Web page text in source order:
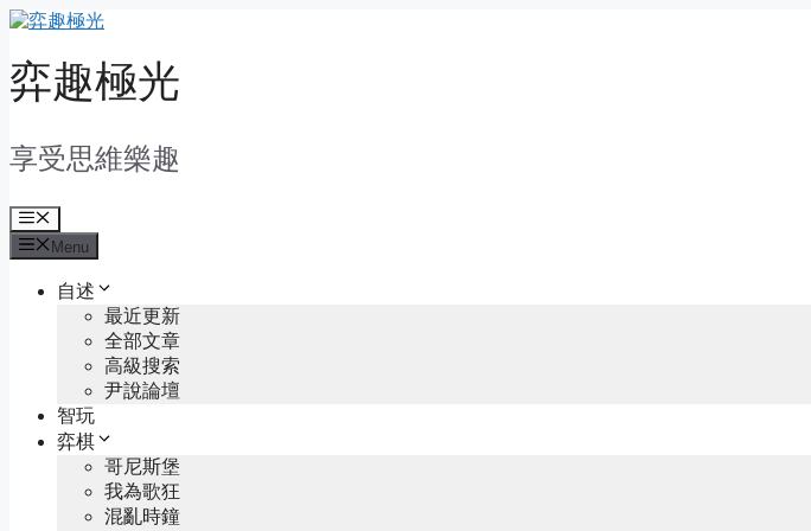
Skip
content
弈趣極光
享受思維樂趣
Menu
Menu
自述
最近更新
全部文章
高級搜索
尹說論壇
智玩
弈棋
哥尼斯堡
我為歌狂
混亂時鐘